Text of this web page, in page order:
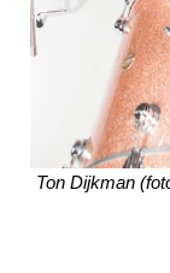
Ton Dijkman